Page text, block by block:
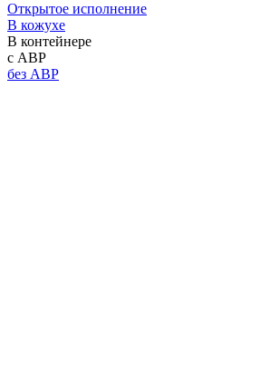
Открытое исполнение
В кожухе
В контейнере
с АВР
без АВР